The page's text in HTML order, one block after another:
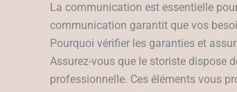
La communication est essentielle
communication garantit que vos
Pourquoi vérifier les garanties et
Assurez-vous que le storiste dispose
professionnelle. Ces éléments vous